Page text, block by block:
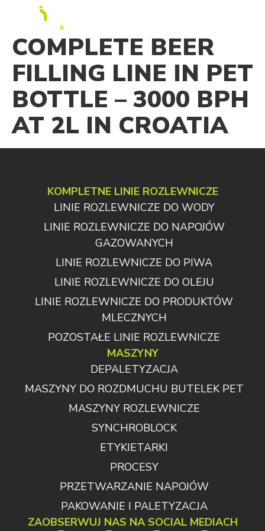
COMPLETE BEER
FILLING LINE IN PET
BOTTLE – 3000 BPH
AT 2L IN CROATIA
KOMPLETNE LINIE ROZLEWNICZE
LINIE ROZLEWNICZE DO WODY
LINIE ROZLEWNICZE DO NAPOJÓW
GAZOWANYCH
LINIE ROZLEWNICZE DO PIWA
LINIE ROZLEWNICZE DO OLEJU
LINIE ROZLEWNICZE DO PRODUKTÓW
MLECZNYCH
POZOSTAŁE LINIE ROZLEWNICZE
MASZYNY
DEPALETYZACJA
MASZYNY DO ROZDMUCHU BUTELEK PET
MASZYNY ROZLEWNICZE
SYNCHROBLOCK
ETYKIETARKI
PROCESY
PRZETWARZANIE NAPOJÓW
PAKOWANIE I PALETYZACJA
ZAOBSERWUJ NAS NA SOCIAL MEDIACH